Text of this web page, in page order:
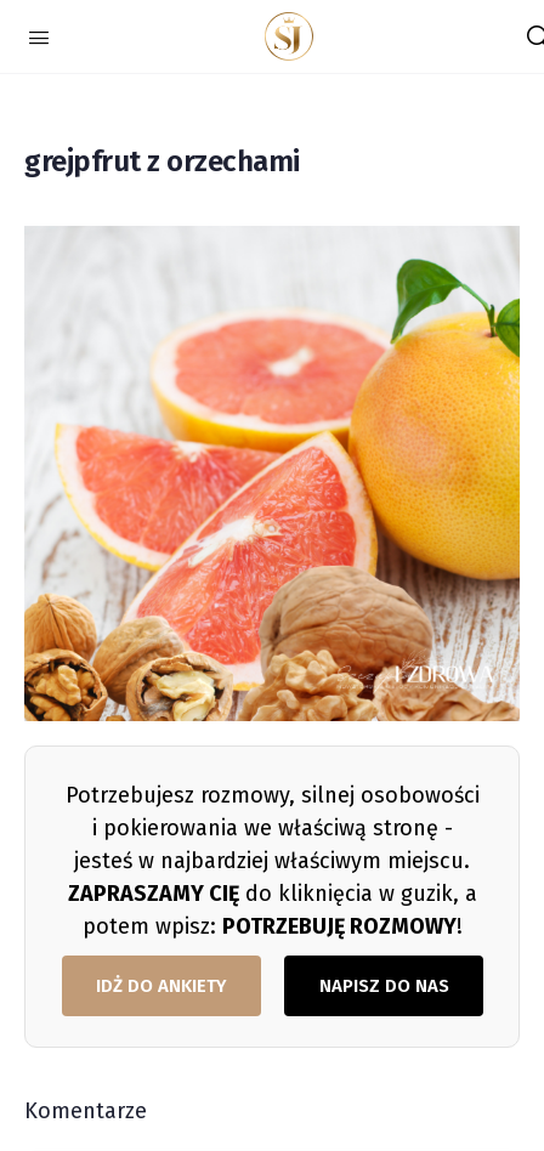
grejpfrut z orzechami
Potrzebujesz rozmowy, silnej osobowości
i pokierowania we właściwą stronę -
jesteś w najbardziej właściwym miejscu.
ZAPRASZAMY CIĘdo kliknięcia w guzik, a
potem wpisz: POTRZEBUJĘ ROZMOWY!
IDŻ DO ANKIETY NAPISZ DO NAS
Komentarze